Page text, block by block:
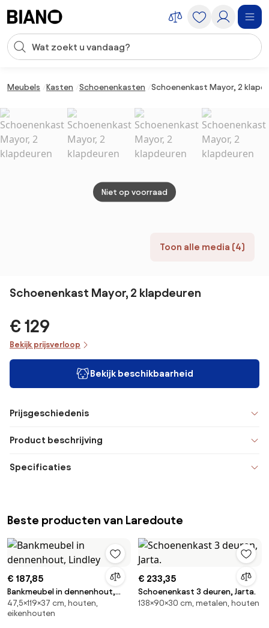
Zoekopdracht invoeren
Meubels Kasten Schoenenkasten Schoenenkast Mayor, 2
Toon alle media (4)
Niet op voorraad
Schoenenkast Mayor, 2 klapdeuren
€ 129
Bekijk prijsverloop
Bekijk beschikbaarheid
Prijsgeschiedenis
Product beschrijving
Specificaties
Beste producten van Laredoute
€ 187,85
Bankmeubel in dennenhout,
Lindley
47,5×119×37 cm, houten,
eikenhouten
€ 233,35
Schoenenkast 3 deuren, Jarta.
138×90×30 cm, metalen, houten